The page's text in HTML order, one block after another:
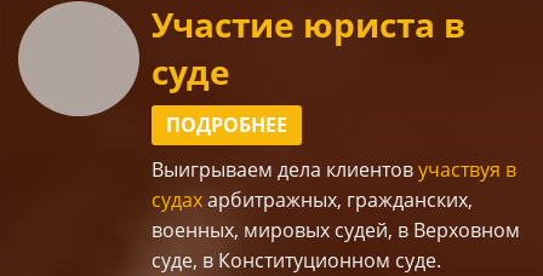
Участие юриста в
суде
ПОДРОБНЕЕ
Выигрываем дела клиентовучаствуя в
судахарбитражных, гражданских,
военных, мировых судей, в Верховном
суде, в Конституционном суде.